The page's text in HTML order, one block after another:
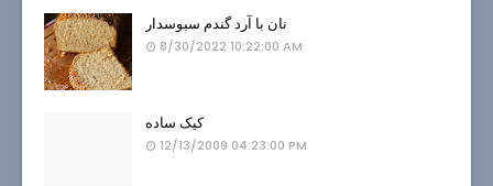
نان با آرد گندم سبوسدار
8/30/2022 10:22:00 AM
کیک ساده
12/13/2009 04:23:00 PM